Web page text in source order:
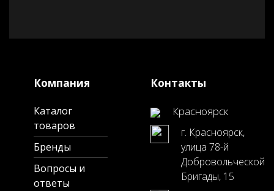
Компания
Каталог
товаров
Бренды
Вопросы и
ответы
Контакты
Красноярск
г. Красноярск,
улица 78-й
Добровольческой
Бригады, 15